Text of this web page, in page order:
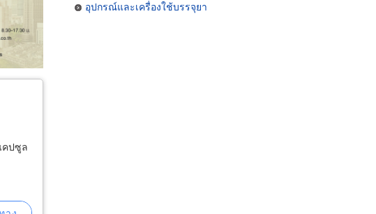
คปซูล
อุปกรณ์และเครื่องใช้บรรจุยา